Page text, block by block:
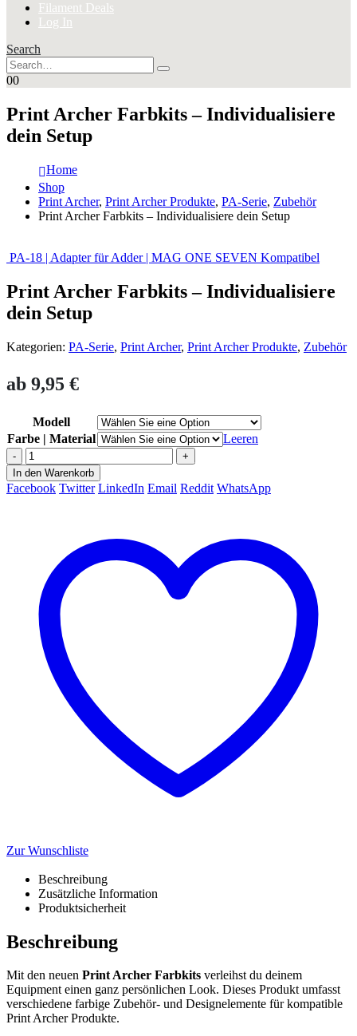
Filament Deals
Log In
Search
00
Print Archer Farbkits – Individualisiere
dein Setup
Home
Shop
Print Archer, Print Archer Produkte, PA-Serie, Zubehör
Print Archer Farbkits – Individualisiere dein Setup
PA-18 | Adapter für Adder | MAG ONE SEVEN Kompatibel
Print Archer Farbkits – Individualisiere
dein Setup
Kategorien: PA-Serie, Print Archer, Print Archer Produkte, Zubehör
ab 9,95 €
Modell
Farbe | Material
Leeren
-
+
In den Warenkorb
Facebook Twitter LinkedIn Email Reddit WhatsApp
Zur Wunschliste
Beschreibung
Zusätzliche Information
Produktsicherheit
Beschreibung
Mit den neuen Print Archer Farbkits verleihst du deinem
Equipment einen ganz persönlichen Look. Dieses Produkt umfasst
verschiedene farbige Zubehör- und Designelemente für kompatible
Print Archer Produkte.